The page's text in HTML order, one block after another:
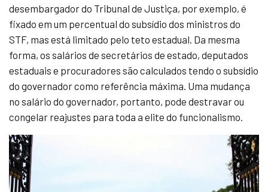
desembargador do Tribunal de Justiça, por exemplo, é
fixado em um percentual do subsídio dos ministros do
STF, mas está limitado pelo teto estadual. Da mesma
forma, os salários de secretários de estado, deputados
estaduais e procuradores são calculados tendo o subsídio
do governador como referência máxima. Uma mudança
no salário do governador, portanto, pode destravar ou
congelar reajustes para toda a elite do funcionalismo.